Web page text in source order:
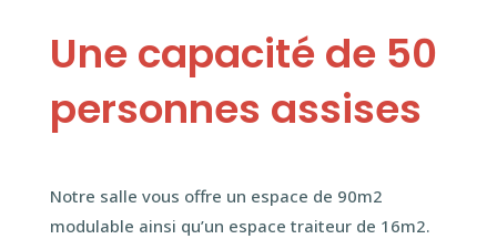
Une capacité de 50
personnes assises
Notre salle vous offre un espace de 90m2
modulable ainsi qu’un espace traiteur de 16m2.